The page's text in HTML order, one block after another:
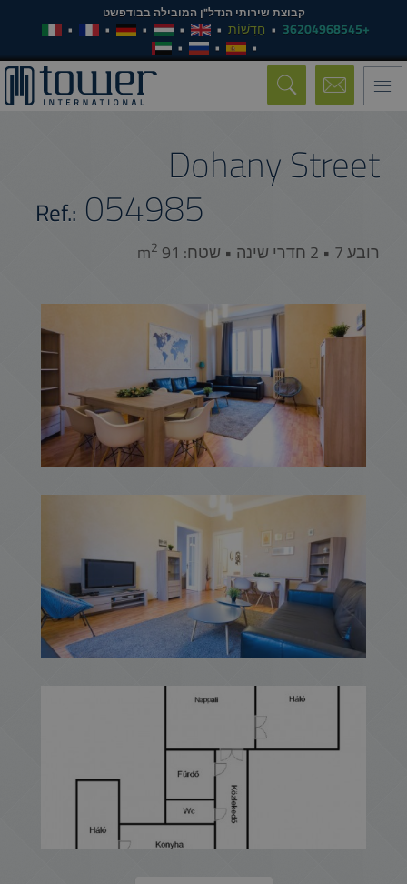
קבוצת שירותי הנדל"ן המובילה בבודפשט
+36204968545 חֲדָשׁוֹת
Toggle
navigation
Dohany Street
Ref.: 054985
רובע 7 • 2 חדרי שינה • שטח: 91 m 2